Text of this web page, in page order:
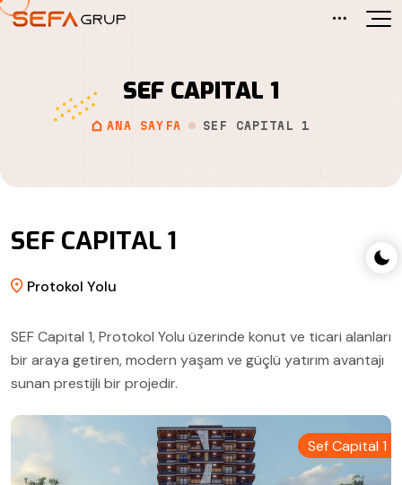
Basında Biz
SEF Capital 1
SEF Meydan
SEF Bağlıca
Ness Bağlıca
Kampüs Esenboğa
Yasemin Evleri
Kuzey Kent
SEF CAPITAL 1
ANA SAYFA SEF CAPITAL 1
SEF CAPITAL 1
Protokol Yolu
SEF Capital 1, Protokol Yolu üzerinde konut ve ticari alanları
bir araya getiren, modern yaşam ve güçlü yatırım avantajı
sunan prestijli bir projedir.
Sef Capital 1